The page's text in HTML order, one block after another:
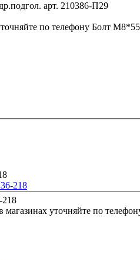
по телефону
218
магазинах уточняйте по